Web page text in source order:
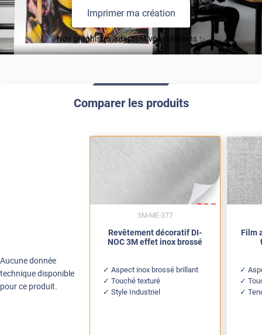
Imprimer ma création
Nos graphistes adaptent vos créations ✨
Comparer les produits
Aucune donnée
technique disponible
pour ce produit.
Revêtement décoratif DI-
NOC 3M effet inox brossé
Aspect inox brossé brillant
Touché texturé
Style Industriel
3M-ME-377
Film